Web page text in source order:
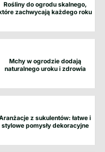
Rośliny do ogrodu skalnego,
zachwycają każdego roku
Mchy w ogrodzie dodają
naturalnego uroku i zdrowia
z sukulentów: łatwe i
stylowe pomysły dekoracyjne